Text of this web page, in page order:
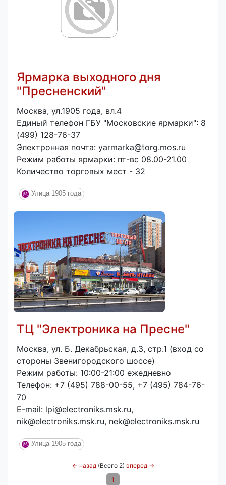
Ярмарка выходного дня
"Пресненский"
Москва, ул.1905 года, вл.4
Единый телефон ГБУ "Московские ярмарки": 8
(499) 128-76-37
Электронная почта: yarmarka@torg.mos.ru
Режим работы ярмарки: пт-вс 08.00-21.00
Количество торговых мест - 32
Улица 1905 года
ТЦ "Электроника на Пресне"
Москва, ул. Б. Декабрьская, д.3, стр.1 (вход со
стороны Звенигородского шоссе)
Режим работы: 10:00-21:00 ежедневно
Телефон: +7 (495) 788-00-55, +7 (495) 784-76-
70
E-mail: lpi@electroniks.msk.ru,
nik@electroniks.msk.ru, nek@electroniks.msk.ru
Улица 1905 года
← назад(Всего 2) вперед→
1